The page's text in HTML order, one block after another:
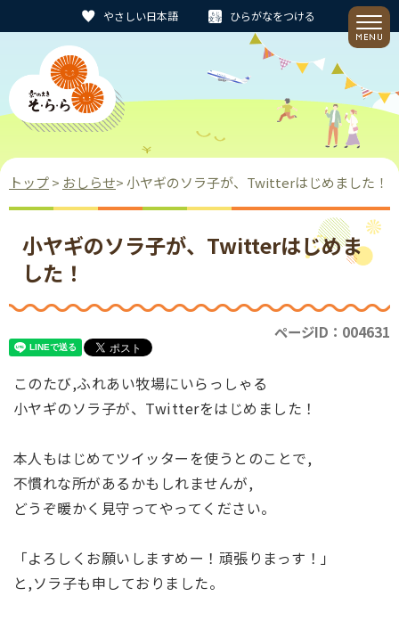
やさしい日本語 ひらがなをつける
トップ> おしらせ> 小ヤギのソラ子が、Twitterはじめました！
小ヤギのソラ子が、Twitterはじめま
した！
ページID：004631
このたび,ふれあい牧場にいらっしゃる
小ヤギのソラ子が、Twitterをはじめました！
本人もはじめてツイッターを使うとのことで,
不慣れな所があるかもしれませんが,
どうぞ暖かく見守ってやってください。
「よろしくお願いしますめー！頑張りまっす！」
と,ソラ子も申しておりました。